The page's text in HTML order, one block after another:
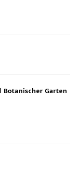
Botanischer Garten